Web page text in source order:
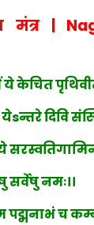
मंत्र |
ये केचित
दिवि
नमः।।
च